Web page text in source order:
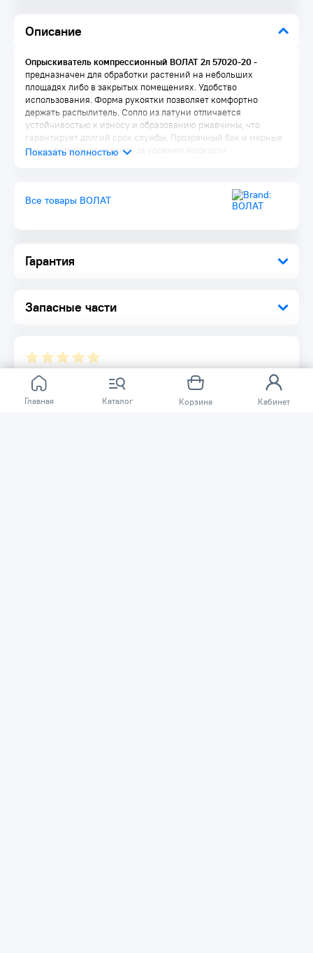
Главная Каталог Корзина Кабинет
Описание
Гарантия
Запасные части
Опрыскиватель компрессионный ВОЛАТ 2л 57020-20-
предназначен для обработки растений на небольших
площадях либо в закрытых помещениях. Удобство
использования. Форма рукоятки позволяет комфортно
держать распылитель. Сопло из латуни отличается
устойчивостью к износу и образованию ржавчины, что
гарантирует долгий срок службы. Прозрачный бак и мерные
риски позволяют следить за уровнем жидкости.
Все товары ВОЛАТ
Отзывов ещё нет.
Расскажите о товаре, который приобрели у нас.